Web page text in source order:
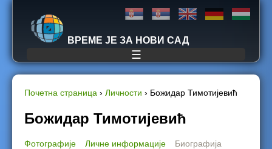
Jump to navigation
ВРЕМЕ ЈЕ ЗА НОВИ САД
☰
Y
o
Почетна страница › Личности › Божидар Тимотијевић
Божидар Тимотијевић
Фотографије Личне информације
Биографија